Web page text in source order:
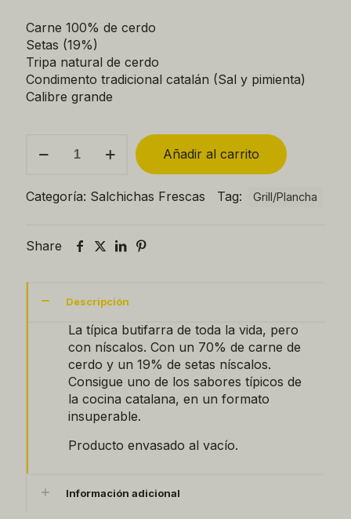
Carne 100% de cerdo
Setas (19%)
Tripa natural de cerdo
Condimento tradicional catalán (Sal y pimienta)
Calibre grande
de
quantity
Añadir al carrito
Categoría: Salchichas Frescas Tag: Grill/Plancha
Share
Descripción
La típica butifarra de toda la vida, pero
con níscalos. Con un 70% de carne de
cerdo y un 19% de setas níscalos.
Consigue uno de los sabores típicos de
la cocina catalana, en un formato
insuperable.
Producto envasado al vacío.
Información adicional